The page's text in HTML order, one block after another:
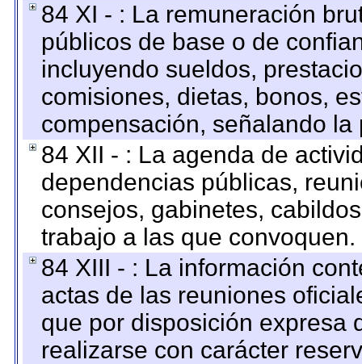
84 XI - : La remuneración
públicos de base o de
incluyendo sueldos,
comisiones, dietas, bonos,
compensación, señalando
84 XII - : La agenda de
dependencias públicas,
consejos, gabinetes,
trabajo a las que convoquen.
84 XIII - : La información
actas de las reuniones
que por disposición expresa
realizarse con carácter